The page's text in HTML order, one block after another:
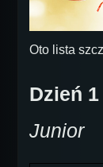
Oto lista
Dzień
Junior